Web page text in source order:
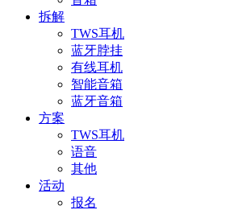
拆解
TWS耳机
蓝牙脖挂
有线耳机
智能音箱
蓝牙音箱
方案
TWS耳机
语音
其他
活动
报名